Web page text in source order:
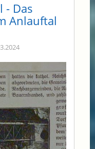
- Das
Anlauftal